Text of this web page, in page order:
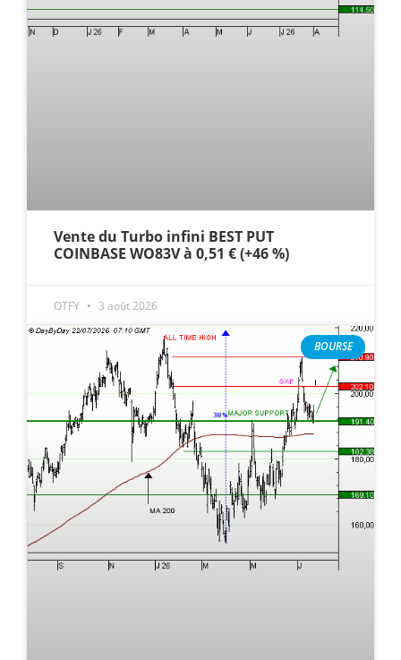
Vente du Turbo infini BEST PUT
COINBASE WO83V à 0,51 € (+46 %)
OTFY 3 août 2026
BOURSE